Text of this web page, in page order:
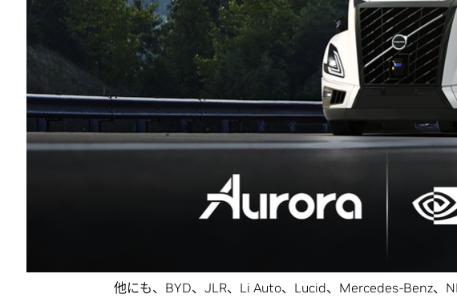
発しています。クラウドでのトレーニングからOVX上の
でのコンピューティングに至る最先端のプラットフォーム
業は、2026会計年度には約50億ドルに成長する見込みです
NVIDIAの創業者/ CEOのジェンスン フアン (Jensen
車革命が到来し、自動車は最大のAIおよびロボティクス産
にわたるオートモーティブ コンピューティング、安全に
ォームによって、数兆ドル規模の自動車産業を変革してい
Aurora、Continental、NVIDIAは今週、NVIDIA DRIVE™
に展開するための長期的な戦略的パートナーシップを発
クセラレーテッド コンピューティングは、Continentalが
律走行システムであるAurora Driverに統合される予定です。
他にも、BYD、JLR、Li Auto、Lucid、Mercedes-Benz、